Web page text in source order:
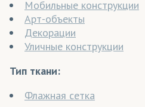
Мобильные конструкции
Арт-объекты
Декорации
Уличные конструкции
Тип ткани:
Флажная сетка